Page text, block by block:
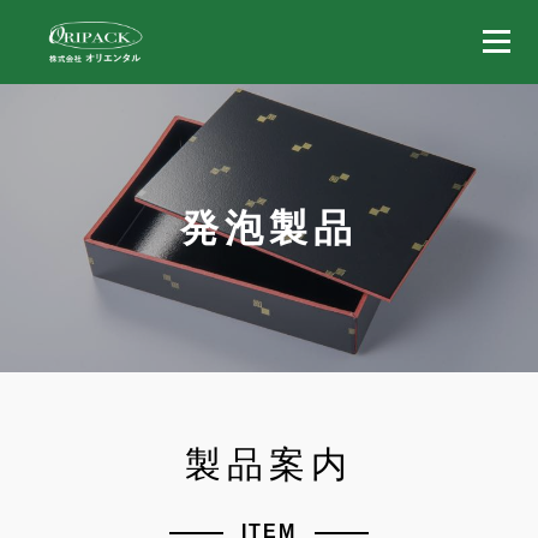
発泡製品
製品案内
ITEM